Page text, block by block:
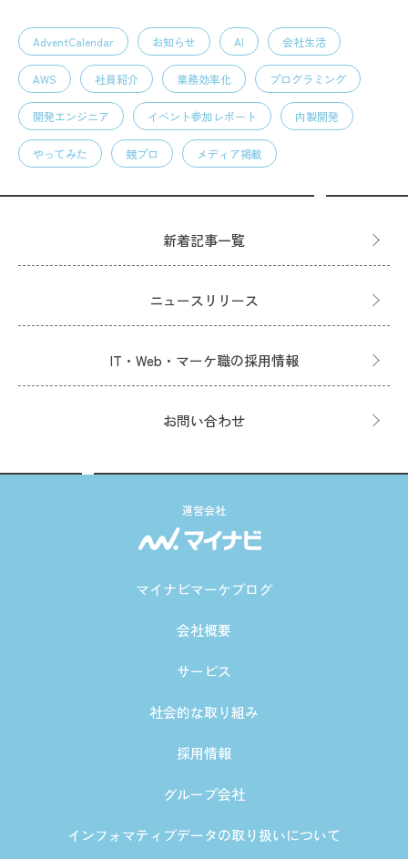
AdventCalendar お知らせ AI 会社生活
AWS 社員紹介 業務効率化 プログラミング
開発エンジニア イベント参加レポート 内製開発
やってみた 競プロ メディア掲載
新着記事一覧
ニュースリリース
IT・Web・マーケ職の採用情報
お問い合わせ
運営会社
マイナビマーケブログ
会社概要
サービス
社会的な取り組み
採用情報
グループ会社
インフォマティブデータの取り扱いについて